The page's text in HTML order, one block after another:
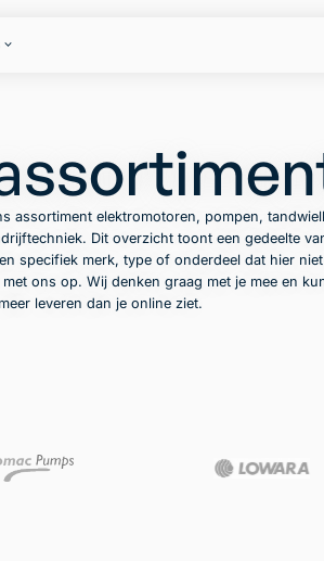
assortiment elektromotoren, pompen,
Dit overzicht toont een gedeelte
specifiek merk, type of onderdeel dat hier
ons op. Wij denken graag met je mee en
meer leveren dan je online ziet.